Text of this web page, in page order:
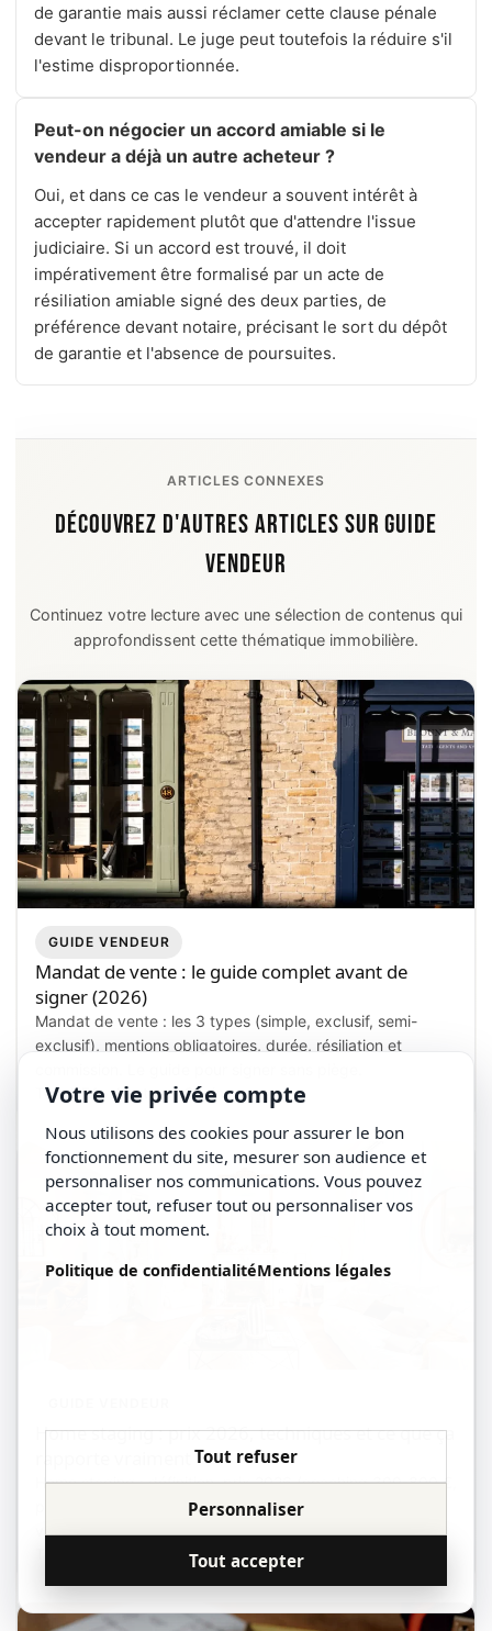
de garantie mais aussi réclamer cette clause pénale
devant le tribunal. Le juge peut toutefois la réduire s'il
l'estime disproportionnée.
Peut-on négocier un accord amiable si le
vendeur a déjà un autre acheteur ?
Oui, et dans ce cas le vendeur a souvent intérêt à
accepter rapidement plutôt que d'attendre l'issue
judiciaire. Si un accord est trouvé, il doit
impérativement être formalisé par un acte de
résiliation amiable signé des deux parties, de
préférence devant notaire, précisant le sort du dépôt
de garantie et l'absence de poursuites.
ARTICLES CONNEXES
DÉCOUVREZ D'AUTRES ARTICLES SUR GUIDE
VENDEUR
Continuez votre lecture avec une sélection de contenus qui
approfondissent cette thématique immobilière.
GUIDE VENDEUR
Mandat de vente : le guide complet avant de
signer (2026)
Mandat de vente : les 3 types (simple, exclusif, semi-
exclusif), mentions obligatoires, durée, résiliation et
Tom VEA Lecture : 9 min
Home staging : prix 2026, techniques et ce que ça
Home staging : définition, prix 2026 (coaching 300-800 €,
prestation complète 0,5-1 % du prix de vente, staging
virtuel dès 30 €/photo), techniques pièce par pièce et
impact réel sur le délai de vente et la négociation.
Lecture : 9 min
Votre vie privée compte
Nous utilisons des cookies pour assurer le bon
fonctionnement du site, mesurer son audience et
personnaliser nos communications. Vous pouvez
accepter tout, refuser tout ou personnaliser vos
choix à tout moment.
Politique de confidentialitéMentions légales
Tout refuser
Personnaliser
Tout accepter